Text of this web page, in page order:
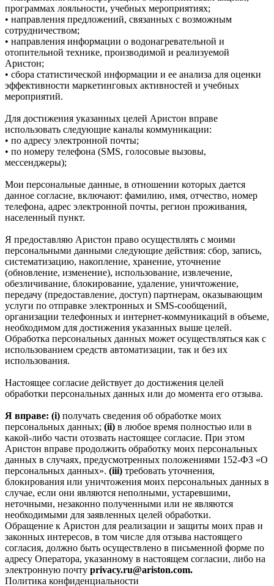
программах лояльности, учебных мероприятиях;
• направления предложений, связанных с возможным
сотрудничеством;
• направления информации о водонагревательной и
отопительной технике, производимой и реализуемой
Аристон;
• сбора статистической информации и ее анализа для оценки
эффективности маркетинговых активностей и учебных
мероприятий.
Для достижения указанных целей Аристон вправе
использовать следующие каналы коммуникации:
• по адресу электронной почты;
• по номеру телефона (SMS, голосовые вызовы,
мессенджеры);
Мои персональные данные, в отношении которых дается
данное согласие, включают: фамилию, имя, отчество, номер
телефона, адрес электронной почты, регион проживания,
населенный пункт.
Я предоставляю Аристон право осуществлять с моими
персональными данными следующие действия: сбор, запись,
систематизацию, накопление, хранение, уточнение
(обновление, изменение), использование, извлечение,
обезличивание, блокирование, удаление, уничтожение,
передачу (предоставление, доступ) партнерам, оказывающим
услуги по отправке электронных и SMS‑сообщений,
организации телефонных и интернет‑коммуникаций в объеме,
необходимом для достижения указанных выше целей.
Обработка персональных данных может осуществляться как с
использованием средств автоматизации, так и без их
использования.
Настоящее согласие действует до достижения целей
обработки персональных данных или до момента его отзыва.
Я вправе: (i) получать сведения об обработке моих
персональных данных; (ii) в любое время полностью или в
какой-либо части отозвать настоящее согласие. При этом
Аристон вправе продолжить обработку моих персональных
данных в случаях, предусмотренных положениями 152-ФЗ «О
персональных данных». (iii) требовать уточнения,
блокирования или уничтожения моих персональных данных в
случае, если они являются неполными, устаревшими,
неточными, незаконно полученными или не являются
необходимыми для заявленных целей обработки.
Обращение к Аристон для реализации и защиты моих прав и
законных интересов, в том числе для отзыва настоящего
согласия, должно быть осуществлено в письменной форме по
адресу Оператора, указанному в настоящем согласии, либо на
электронную почту privacy.ru@ariston.com.
Политика конфиденциальности